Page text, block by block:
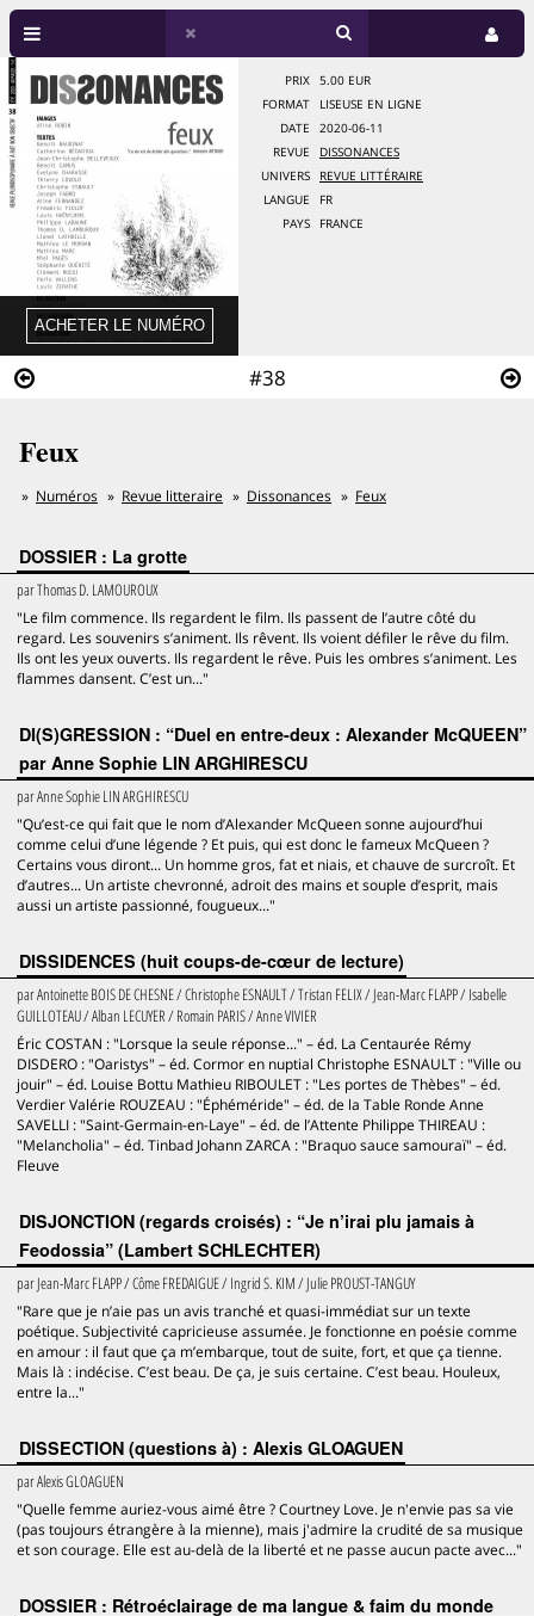
#38
PRIX
5.00 EUR
FORMAT
LISEUSE EN LIGNE
DATE
2020-06-11
REVUE
DISSONANCES
UNIVERS
REVUE LITTÉRAIRE
LANGUE
FR
PAYS
FRANCE
Feux
Numéros Revue litteraire Dissonances Feux
DOSSIER : La grotte
parThomas D. LAMOUROUX
"Le film commence. Ils regardent le film. Ils passent de l’autre côté du
regard. Les souvenirs s’animent. Ils rêvent. Ils voient défiler le rêve du film.
Ils ont les yeux ouverts. Ils regardent le rêve. Puis les ombres s’animent. Les
flammes dansent. C’est un..."
DI(S)GRESSION : “Duel en entre-deux : Alexander McQUEEN”
par Anne Sophie LIN ARGHIRESCU
parAnne Sophie LIN ARGHIRESCU
"Qu’est-ce qui fait que le nom d’Alexander McQueen sonne aujourd’hui
comme celui d’une légende ? Et puis, qui est donc le fameux McQueen ?
Certains vous diront... Un homme gros, fat et niais, et chauve de surcroît. Et
d’autres... Un artiste chevronné, adroit des mains et souple d’esprit, mais
aussi un artiste passionné, fougueux..."
DISSIDENCES (huit coups-de-cœur de lecture)
parAntoinette BOIS DE CHESNE / Christophe ESNAULT / Tristan FELIX / Jean-Marc FLAPP / Isabelle
GUILLOTEAU / Alban LECUYER / Romain PARIS / Anne VIVIER
Éric COSTAN : "Lorsque la seule réponse..." – éd. La Centaurée Rémy
DISDERO : "Oaristys" – éd. Cormor en nuptial Christophe ESNAULT : "Ville ou
jouir" – éd. Louise Bottu Mathieu RIBOULET : "Les portes de Thèbes" – éd.
Verdier Valérie ROUZEAU : "Éphéméride" – éd. de la Table Ronde Anne
SAVELLI : "Saint-Germain-en-Laye" – éd. de l’Attente Philippe THIREAU :
"Melancholia" – éd. Tinbad Johann ZARCA : "Braquo sauce samouraï" – éd.
Fleuve
DISJONCTION (regards croisés) : “Je n’irai plu jamais à
Feodossia” (Lambert SCHLECHTER)
parJean-Marc FLAPP / Côme FREDAIGUE / Ingrid S. KIM / Julie PROUST-TANGUY
"Rare que je n’aie pas un avis tranché et quasi-immédiat sur un texte
poétique. Subjectivité capricieuse assumée. Je fonctionne en poésie comme
en amour : il faut que ça m’embarque, tout de suite, fort, et que ça tienne.
Mais là : indécise. C’est beau. De ça, je suis certaine. C’est beau. Houleux,
entre la..."
DISSECTION (questions à) : Alexis GLOAGUEN
parAlexis GLOAGUEN
"Quelle femme auriez-vous aimé être ? Courtney Love. Je n'envie pas sa vie
(pas toujours étrangère à la mienne), mais j'admire la crudité de sa musique
et son courage. Elle est au-delà de la liberté et ne passe aucun pacte avec..."
DOSSIER : Rétroéclairage de ma langue & faim du monde